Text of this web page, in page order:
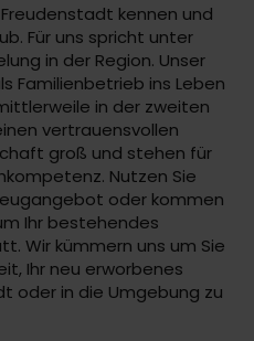
kennen und
Für uns spricht unter
in der Region. Unser
Familienbetrieb ins Leben
in der zweiten
vertrauensvollen
groß und stehen für
Nutzen Sie
oder kommen
Ihr bestehendes
Wir kümmern uns um Sie
Ihr neu erworbenes
oder in die Umgebung zu